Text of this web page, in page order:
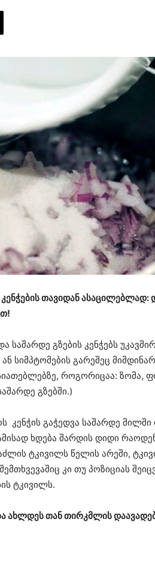
თავიდან ასაცილებლად:
გზების კენჭებს
სიმპტომების გარეშეც
როგორიცაა: ზომა,
გზებში.)
გაჭედვა საშარდე მილში
ხდება შარდის დიდი
ტკივილს წელის არეში,
კი თუ პოზიციას
ტკივილს.
ახლდეს თან თირკმლის